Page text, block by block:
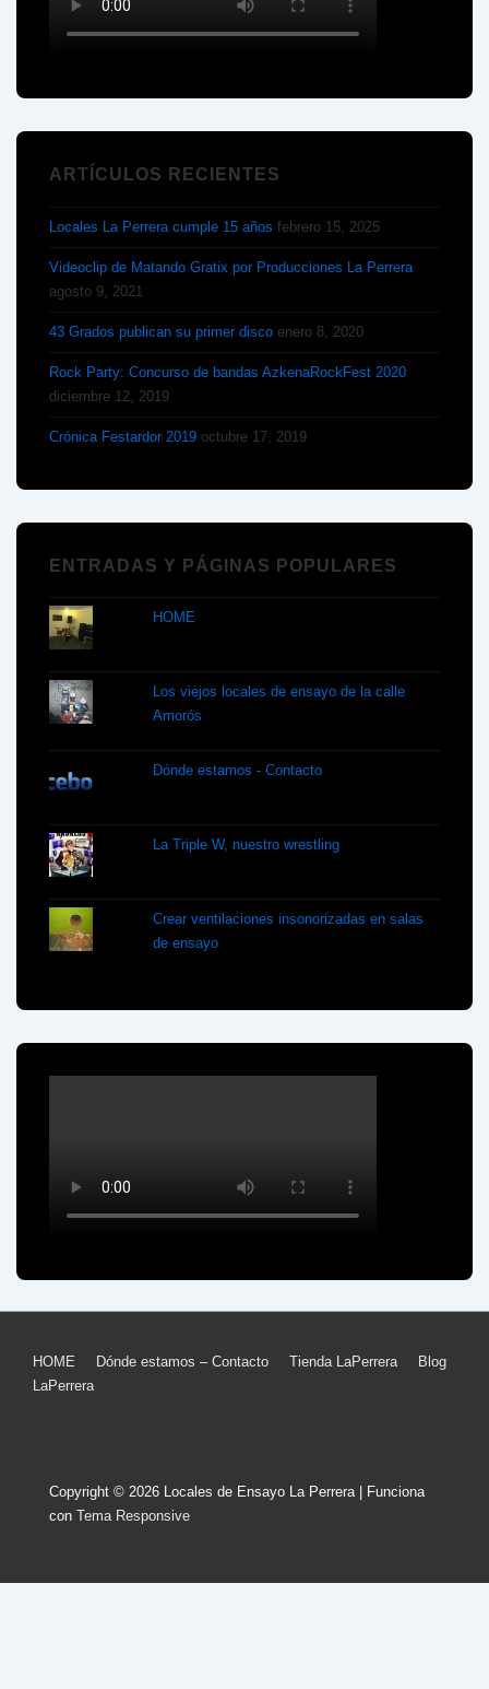
ARTÍCULOS RECIENTES
Locales La Perrera cumple 15 años febrero 15, 2025
Videoclip de Matando Gratix por Producciones La Perrera
agosto 9, 2021
43 Grados publican su primer disco enero 8, 2020
Rock Party: Concurso de bandas AzkenaRockFest 2020
diciembre 12, 2019
Crónica Festardor 2019 octubre 17, 2019
ENTRADAS Y PÁGINAS POPULARES
HOME
Los viejos locales de ensayo de la calle
Amorós
Dónde estamos - Contacto
La Triple W, nuestro wrestling
Crear ventilaciones insonorizadas en salas
de ensayo
Menú
página
HOME Dónde estamos – Contacto Tienda LaPerrera
Blog
LaPerrera
Copyright © 2026 Locales de Ensayo La Perrera
| Funciona
con Tema Responsive